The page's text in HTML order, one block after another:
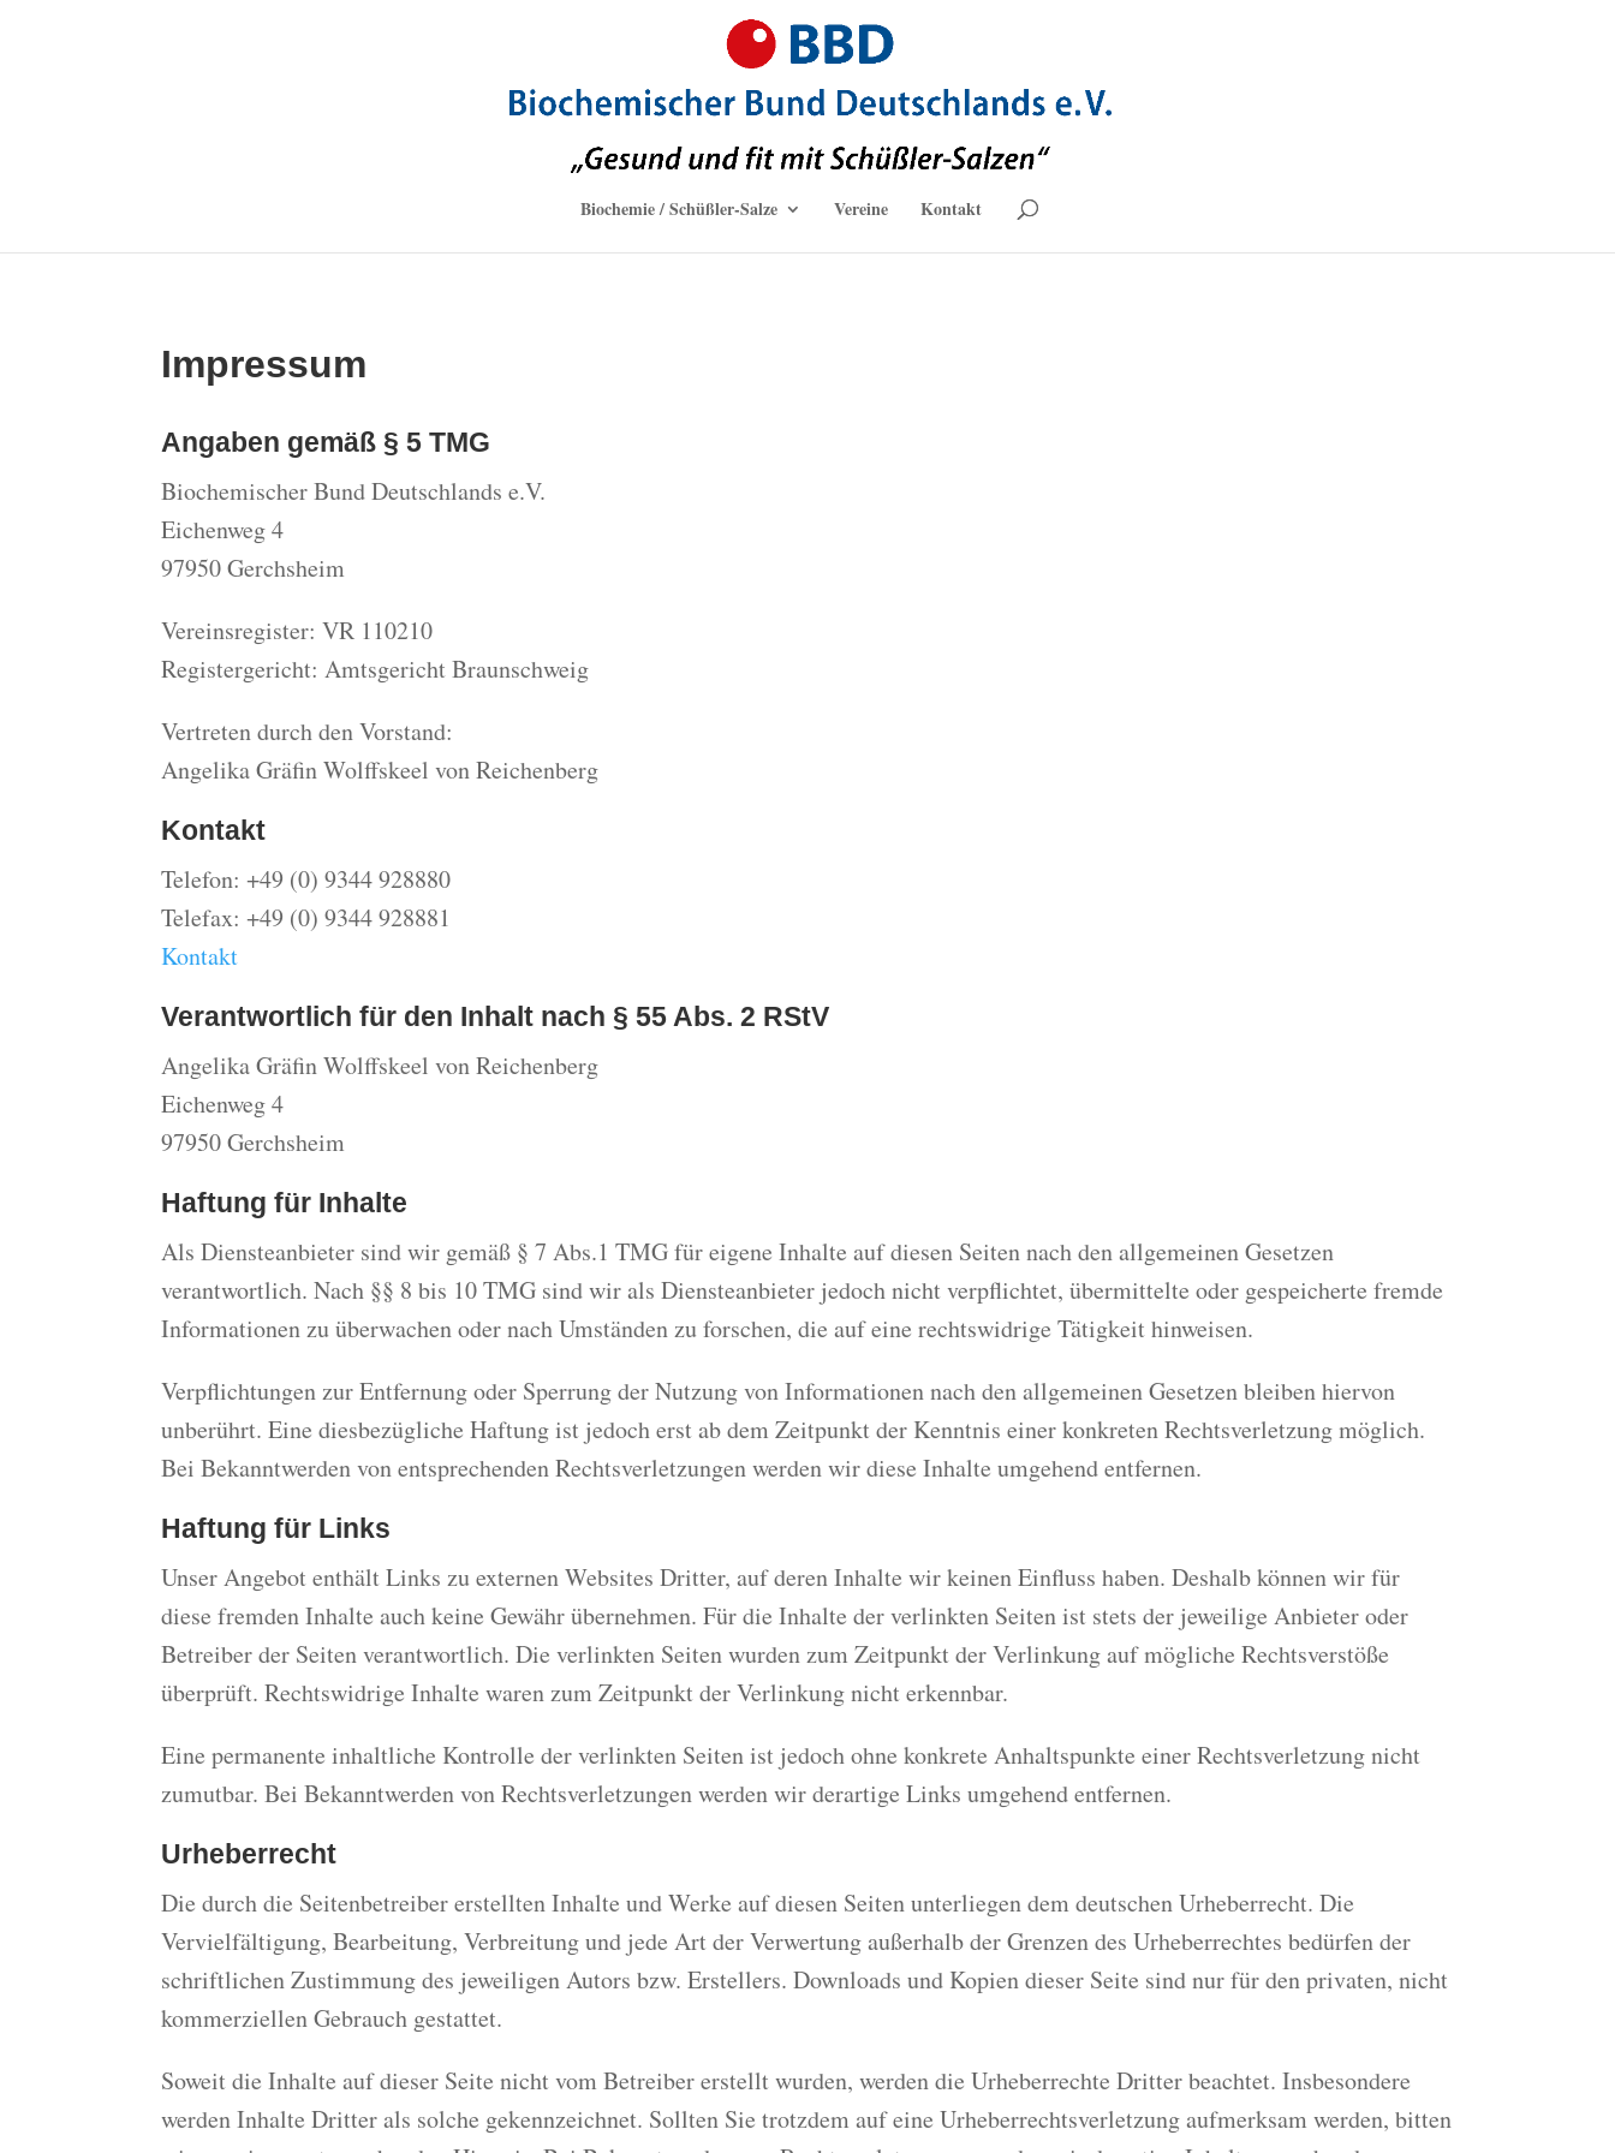
Biochemie / Schüßler-Salze Vereine Kontakt
Impressum
Angaben gemäß § 5 TMG
Biochemischer Bund Deutschlands e.V.
Eichenweg 4
97950 Gerchsheim
Vereinsregister: VR 110210
Registergericht: Amtsgericht Braunschweig
Vertreten durch den Vorstand:
Angelika Gräfin Wolffskeel von Reichenberg
Kontakt
Telefon: +49 (0) 9344 928880
Telefax: +49 (0) 9344 928881
Kontakt
Verantwortlich für den Inhalt nach § 55 Abs. 2 RStV
Angelika Gräfin Wolffskeel von Reichenberg
Eichenweg 4
97950 Gerchsheim
Haftung für Inhalte
Als Diensteanbieter sind wir gemäß § 7 Abs.1 TMG für eigene Inhalte auf diesen Seiten nach den allgemeinen Gesetzen
verantwortlich. Nach §§ 8 bis 10 TMG sind wir als Diensteanbieter jedoch nicht verpflichtet, übermittelte oder gespeicherte fremde
Informationen zu überwachen oder nach Umständen zu forschen, die auf eine rechtswidrige Tätigkeit hinweisen.
Verpflichtungen zur Entfernung oder Sperrung der Nutzung von Informationen nach den allgemeinen Gesetzen bleiben hiervon
unberührt. Eine diesbezügliche Haftung ist jedoch erst ab dem Zeitpunkt der Kenntnis einer konkreten Rechtsverletzung möglich.
Bei Bekanntwerden von entsprechenden Rechtsverletzungen werden wir diese Inhalte umgehend entfernen.
Haftung für Links
Unser Angebot enthält Links zu externen Websites Dritter, auf deren Inhalte wir keinen Einfluss haben. Deshalb können wir für
diese fremden Inhalte auch keine Gewähr übernehmen. Für die Inhalte der verlinkten Seiten ist stets der jeweilige Anbieter oder
Betreiber der Seiten verantwortlich. Die verlinkten Seiten wurden zum Zeitpunkt der Verlinkung auf mögliche Rechtsverstöße
überprüft. Rechtswidrige Inhalte waren zum Zeitpunkt der Verlinkung nicht erkennbar.
Eine permanente inhaltliche Kontrolle der verlinkten Seiten ist jedoch ohne konkrete Anhaltspunkte einer Rechtsverletzung nicht
zumutbar. Bei Bekanntwerden von Rechtsverletzungen werden wir derartige Links umgehend entfernen.
Urheberrecht
Die durch die Seitenbetreiber erstellten Inhalte und Werke auf diesen Seiten unterliegen dem deutschen Urheberrecht. Die
Vervielfältigung, Bearbeitung, Verbreitung und jede Art der Verwertung außerhalb der Grenzen des Urheberrechtes bedürfen der
schriftlichen Zustimmung des jeweiligen Autors bzw. Erstellers. Downloads und Kopien dieser Seite sind nur für den privaten, nicht
kommerziellen Gebrauch gestattet.
Soweit die Inhalte auf dieser Seite nicht vom Betreiber erstellt wurden, werden die Urheberrechte Dritter beachtet. Insbesondere
werden Inhalte Dritter als solche gekennzeichnet. Sollten Sie trotzdem auf eine Urheberrechtsverletzung aufmerksam werden, bitten